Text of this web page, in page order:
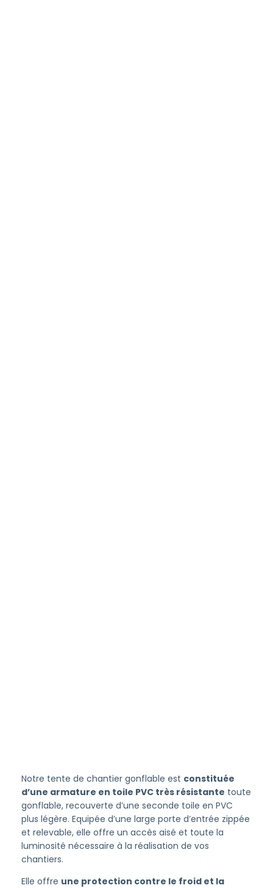
Notre tente de chantier gonflable est constituée
d’une armature en toile PVC très résistante toute
gonflable, recouverte d’une seconde toile en PVC
plus légère. Equipée d’une large porte d’entrée zippée
et relevable, elle offre un accès aisé et toute la
luminosité nécessaire à la réalisation de vos
chantiers.
Elle offre une protection contre le froid et la